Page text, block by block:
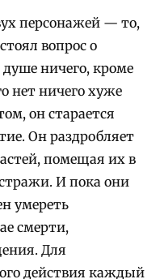
персонажей — то,
вопрос о
ничего, кроме
нет ничего хуже
он старается
Он раздробляет
помещая их в
И пока они
умереть
смерти,
Для
действия каждый